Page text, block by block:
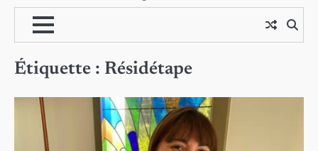
Étiquette : Résidétape